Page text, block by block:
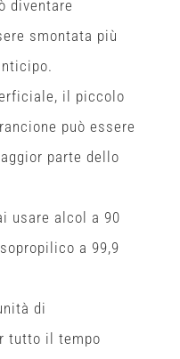
diventare
smontata più
il piccolo
può essere
parte dello
usare alcol a 90
a 99,9
di
tutto il tempo